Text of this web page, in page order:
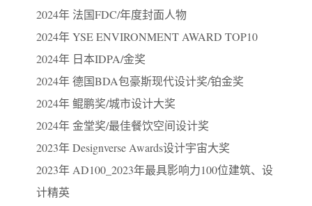
2024年 法国FDC/年度封面人物
2024年 YSE ENVIRONMENT AWARD TOP10
2024年 日本IDPA/金奖
2024年 德国BDA包豪斯现代设计奖/铂金奖
2024年 鲲鹏奖/城市设计大奖
2024年 金堂奖/最佳餐饮空间设计奖
2023年 Designverse Awards设计宇宙大奖
2023年 AD100_2023年最具影响力100位建筑、设
计精英